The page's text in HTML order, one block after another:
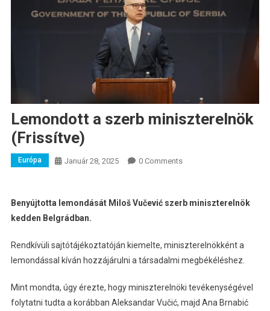
Lemondott a szerb miniszterelnök
(Frissítve)
Európa Január 28, 2025 0 Comments
Benyújtotta lemondását Miloš Vučević szerb miniszterelnök
kedden Belgrádban.
Rendkívüli sajtótájékoztatóján kiemelte, miniszterelnökként a
lemondással kíván hozzájárulni a társadalmi megbékéléshez.
Mint mondta, úgy érezte, hogy miniszterelnöki tevékenységével
folytatni tudta a korábban Aleksandar Vučić, majd Ana Brnabić